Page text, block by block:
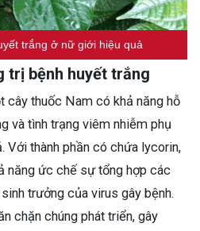
trắng ở nữ giới hiệu quả
trị bệnh huyết trắng
cây thuốc Nam có khả năng hỗ
và tình trạng viêm nhiễm phụ
Với thành phần có chứa lycorin,
năng ức chế sự tổng hợp các
trưởng của virus gây bệnh.
chặn chúng phát triển, gây